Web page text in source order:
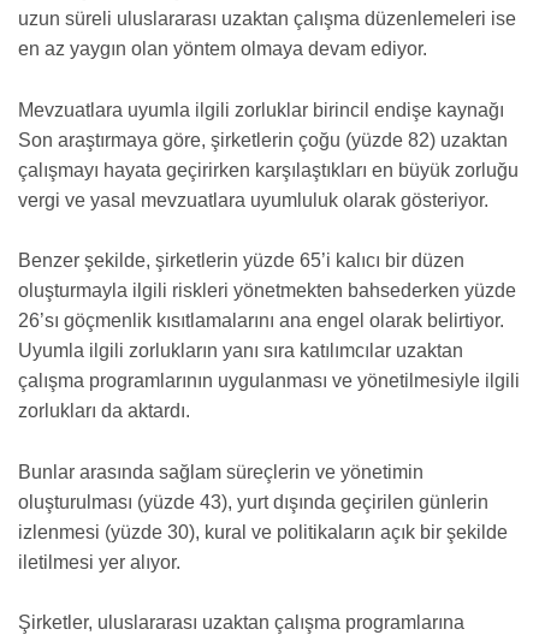
uzun süreli uluslararası uzaktan çalışma düzenlemeleri ise
en az yaygın olan yöntem olmaya devam ediyor.
Mevzuatlara uyumla ilgili zorluklar birincil endişe kaynağı
Son araştırmaya göre, şirketlerin çoğu (yüzde 82) uzaktan
çalışmayı hayata geçirirken karşılaştıkları en büyük zorluğu
vergi ve yasal mevzuatlara uyumluluk olarak gösteriyor.
Benzer şekilde, şirketlerin yüzde 65’i kalıcı bir düzen
oluşturmayla ilgili riskleri yönetmekten bahsederken yüzde
26’sı göçmenlik kısıtlamalarını ana engel olarak belirtiyor.
Uyumla ilgili zorlukların yanı sıra katılımcılar uzaktan
çalışma programlarının uygulanması ve yönetilmesiyle ilgili
zorlukları da aktardı.
Bunlar arasında sağlam süreçlerin ve yönetimin
oluşturulması (yüzde 43), yurt dışında geçirilen günlerin
izlenmesi (yüzde 30), kural ve politikaların açık bir şekilde
iletilmesi yer alıyor.
Şirketler, uluslararası uzaktan çalışma programlarına